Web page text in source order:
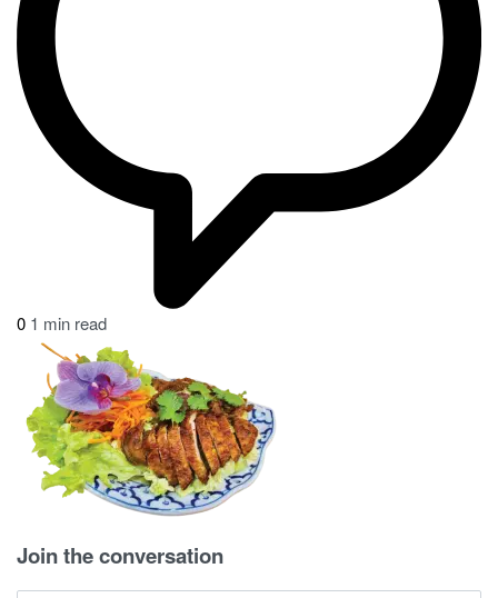
0 on
Ped
Yang
Bangkok
1 min read
Join the conversation